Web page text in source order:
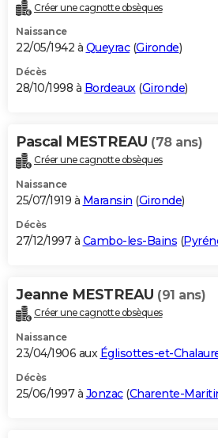
Créer une cagnotte obsèques
Naissance
22/05/1942 à Queyrac(Gironde)
Décès
28/10/1998 à Bordeaux(Gironde)
Pascal MESTREAU (78 ans)
Créer une cagnotte obsèques
Naissance
25/07/1919 à Maransin (Gironde)
Décès
27/12/1997 à Cambo-les-Bains (
Jeanne MESTREAU (91 ans)
Créer une cagnotte obsèques
Naissance
23/04/1906 aux Églisottes-et-
Décès
25/06/1997 à Jonzac(Charente-